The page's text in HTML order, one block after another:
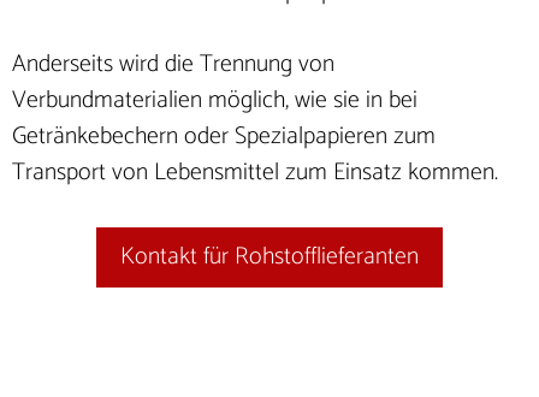
Anderseits wird die Trennung von
Verbundmaterialien möglich, wie sie in bei
Getränkebechern oder Spezialpapieren zum
Transport von Lebensmittel zum Einsatz kommen.
Kontakt für Rohstofflieferanten